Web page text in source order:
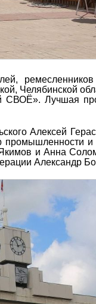
ремесленников
Челябинской
Лучшая
Алексей
промышленности
и Анна
Александр